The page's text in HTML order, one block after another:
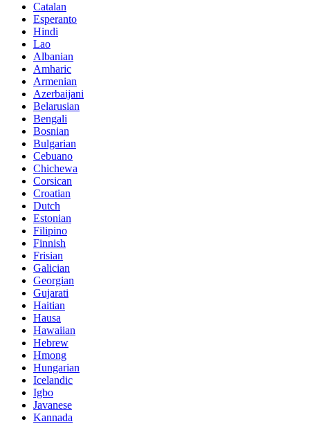
Catalan
Esperanto
Hindi
Lao
Albanian
Amharic
Armenian
Azerbaijani
Belarusian
Bengali
Bosnian
Bulgarian
Cebuano
Chichewa
Corsican
Croatian
Dutch
Estonian
Filipino
Finnish
Frisian
Galician
Georgian
Gujarati
Haitian
Hausa
Hawaiian
Hebrew
Hmong
Hungarian
Icelandic
Igbo
Javanese
Kannada